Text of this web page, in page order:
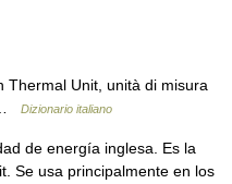
Unit, unità di misura
…
Dizionario italiano
de energía inglesa. Es la
Se usa principalmente en los